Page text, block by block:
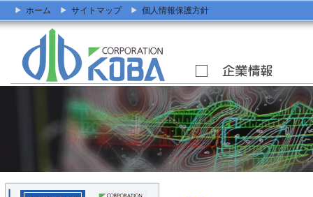
ホーム サイトマップ 個人情報保護方針